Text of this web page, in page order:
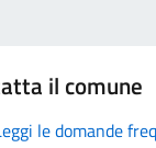
il comune
le domande